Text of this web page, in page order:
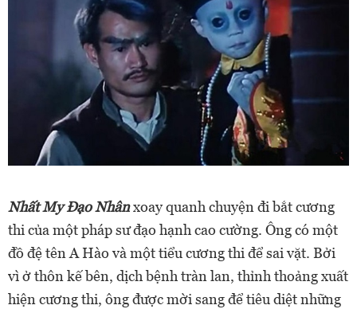
Nhất My Đạo Nhânxoay quanh chuyện đi bắt cương
thi của một pháp sư đạo hạnh cao cường. Ông có một
đồ đệ tên A Hào và một tiểu cương thi để sai vặt. Bởi
vì ở thôn kế bên, dịch bệnh tràn lan, thỉnh thoảng xuất
hiện cương thi, ông được mời sang để tiêu diệt những